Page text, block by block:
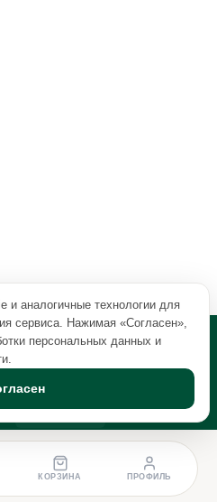
КОРЗИНА ПРОФИЛЬ
и аналогичные технологии для
сервиса. Нажимая «Согласен»,
персональных данных и
.